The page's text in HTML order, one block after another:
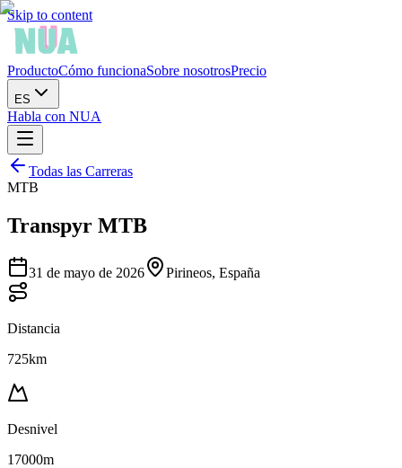
Skip to content
ProductoCómo funcionaSobre nosotrosPrecio
ES
Habla con NUA
Todas las Carreras
MTB
Transpyr MTB
31 de mayo de 2026 Pirineos, España
Distancia
725km
Desnivel
17000m